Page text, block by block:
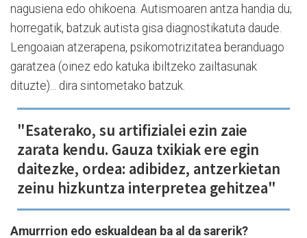
nagusiena edo ohikoena. Autismoaren antza handia du;
horregatik, batzuk autista gisa diagnostikatuta daude.
Lengoaian atzerapena, psikomotrizitatea beranduago
garatzea (oinez edo katuka ibiltzeko zailtasunak
dituzte)... dira sintometako batzuk.
"Esaterako, su artifizialei ezin zaie
zarata kendu. Gauza txikiak ere egin
daitezke, ordea: adibidez, antzerkietan
zeinu hizkuntza interpretea gehitzea"
Amurrrion edo eskualdean ba al da sarerik?